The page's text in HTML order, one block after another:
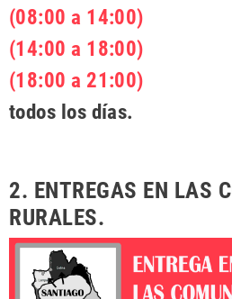
(08:00 a 14:00)
(14:00 a 18:00)
(18:00 a 21:00)
todos los días.
2. ENTREGAS EN LAS
RURALES.